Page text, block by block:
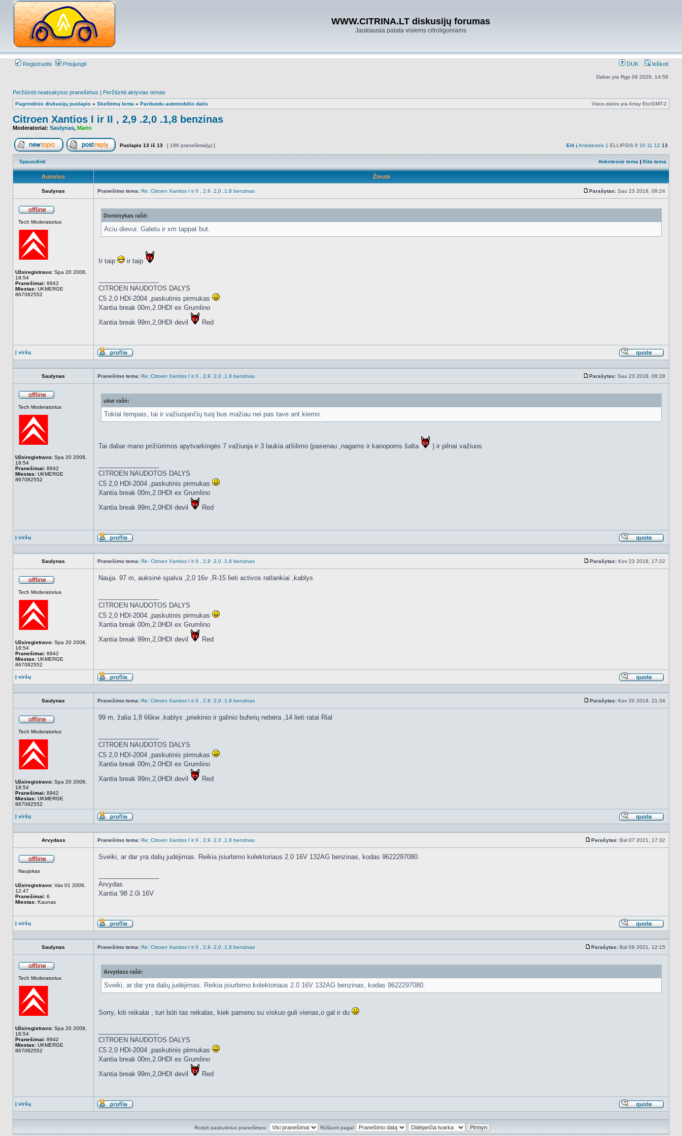
WWW.CITRINA.LT diskusijų forumas
Jaukiausia palata visiems citroligoniams
Registruotis Prisijungti DUK Ieškoti
Dabar yra Rgp 09 2026, 14:58
Peržiūrėti neatsakytus pranešimus | Peržiūrėti aktyvias temas
Pagrindinis diskusijų puslapis » Skelbimų lenta » Parduodu automobilio dalis Visos datos yra Array Etc/GMT-2
Citroen Xantios I ir II , 2,9 .2,0 .1,8 benzinas
Moderatoriai: Saulynas, Mario
Naujos temos kūrimasAtsakyti į temą
Puslapis 13 iš 13 [ 186 pranešimai(ų) ] Eiti į Ankstesnis 1 ELLIPSIS 9 10 11 12 13
Spausdinti Ankstesnė tema | Kita tema
Autorius Žinutė
Saulynas Pranešimo tema: Re: Citroen Xantios I ir II , 2,9 .2,0 .1,8 benzinas
Standartinė
Parašytas: Sau 23 2018, 08:24
Tech Moderatorius
Užsiregistravo: Spa 20 2008,
18:54
Pranešimai: 8942
Miestas: UKMERGE
867082552
Dominykas rašė:
Aciu dievui. Galetu ir xm tappat but.
Ir taip ir taip
CITROEN NAUDOTOS DALYS
C5 2,0 HDI-2004 ,paskutinis pirmukas
Xantia break 00m,2.0HDI ex Grumlino
Xantia break 99m,2,0HDI devil
Red
Į viršų
Aprašymas
Atsakyti
Saulynas
Pranešimo tema: Re: Citroen Xantios I ir II , 2,9 .2,0 .1,8 benzinas
Standartinė
Parašytas: Sau 23 2018, 08:28
Tech Moderatorius
Užsiregistravo: Spa 20 2008,
18:54
Pranešimai: 8942
Miestas: UKMERGE
867082552
ukw rašė:
Tokiai tempais, tai ir važiuojančių tuoj bus mažiau nei pas tave ant kiemo.
Tai dabar mano prižiūrimos apytvarkingės 7 važiuoja ir 3 laukia atšilimo (pasenau ,nagams ir kanopoms šalta ) ir pilnai važiuos
CITROEN NAUDOTOS DALYS
C5 2,0 HDI-2004 ,paskutinis pirmukas
Xantia break 00m,2.0HDI ex Grumlino
Xantia break 99m,2,0HDI devil
Red
Į viršų
Aprašymas
Atsakyti
Saulynas
Pranešimo tema: Re: Citroen Xantios I ir II , 2,9 .2,0 .1,8 benzinas
Standartinė
Parašytas: Kov 23 2018, 17:22
Tech Moderatorius
Užsiregistravo: Spa 20 2008,
18:54
Pranešimai: 8942
Miestas: UKMERGE
867082552
Nauja. 97 m, auksinė spalva ,2,0 16v ,R-15 lieti activos ratlankiai ,kablys
CITROEN NAUDOTOS DALYS
C5 2,0 HDI-2004 ,paskutinis pirmukas
Xantia break 00m,2.0HDI ex Grumlino
Xantia break 99m,2,0HDI devil
Red
Į viršų
Aprašymas
Atsakyti
Saulynas
Pranešimo tema: Re: Citroen Xantios I ir II , 2,9 .2,0 .1,8 benzinas
Standartinė
Parašytas: Kov 20 2019, 21:34
Tech Moderatorius
Užsiregistravo: Spa 20 2008,
18:54
Pranešimai: 8942
Miestas: UKMERGE
867082552
99 m, žalia 1,8 66kw ,kablys ,priekinio ir galinio buferių nebėra ,14 lieti ratai Rial
CITROEN NAUDOTOS DALYS
C5 2,0 HDI-2004 ,paskutinis pirmukas
Xantia break 00m,2.0HDI ex Grumlino
Xantia break 99m,2,0HDI devil
Red
Į viršų
Aprašymas
Atsakyti
Arvydass
Pranešimo tema: Re: Citroen Xantios I ir II , 2,9 .2,0 .1,8 benzinas
Standartinė
Parašytas: Bal 07 2021, 17:32
Naujokas
Užsiregistravo: Vas 01 2006,
12:47
Pranešimai: 6
Miestas: Kaunas
Sveiki, ar dar yra dalių judėjimas. Reikia įsiurbimo kolektoriaus 2.0 16V 132AG benzinas, kodas 9622297080.
Arvydas
Xantia '98 2.0i 16V
Į viršų
Aprašymas
Atsakyti
Saulynas
Pranešimo tema: Re: Citroen Xantios I ir II , 2,9 .2,0 .1,8 benzinas
Standartinė
Parašytas: Bal 09 2021, 12:15
Tech Moderatorius
Užsiregistravo: Spa 20 2008,
18:54
Pranešimai: 8942
Miestas: UKMERGE
867082552
Arvydass rašė:
Sveiki, ar dar yra dalių judėjimas. Reikia įsiurbimo kolektoriaus 2.0 16V 132AG benzinas, kodas 9622297080.
Sorry, kiti reikalai , turi būti tas reikalas, kiek pamenu su viskuo guli vienas,o gal ir du
CITROEN NAUDOTOS DALYS
C5 2,0 HDI-2004 ,paskutinis pirmukas
Xantia break 00m,2.0HDI ex Grumlino
Xantia break 99m,2,0HDI devil
Red
Į viršų
Aprašymas
Atsakyti
Rodyti paskutinius pranešimus:
Rūšiuoti pagal